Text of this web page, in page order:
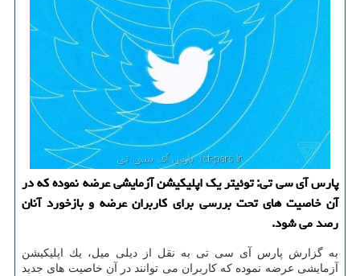
پارس آی سی تی: توئیتر یك اپلیكیشن آزمایشی عرضه نموده كه در
آن خاصیت های تحت بررسی برای كاربران عرضه و بازخورد آنان
رصد می شود.
به گزارش پارس آی سی تی به نقل از دیلی میل، یك اپلیكیشن
آزمایشی عرضه نموده كه كاربران می توانند در آن خاصیت های جدید